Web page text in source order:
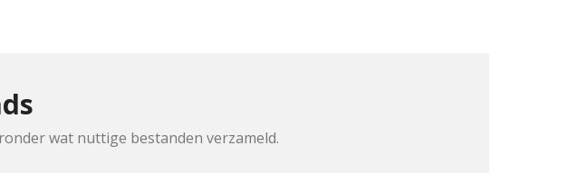
wat nuttige bestanden verzameld.